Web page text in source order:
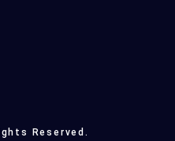
Reserved.